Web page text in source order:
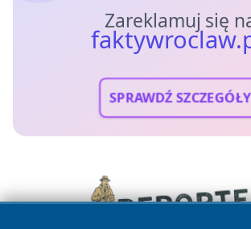
Zareklamuj się
SPRAWDŹ SZCZEGÓŁY